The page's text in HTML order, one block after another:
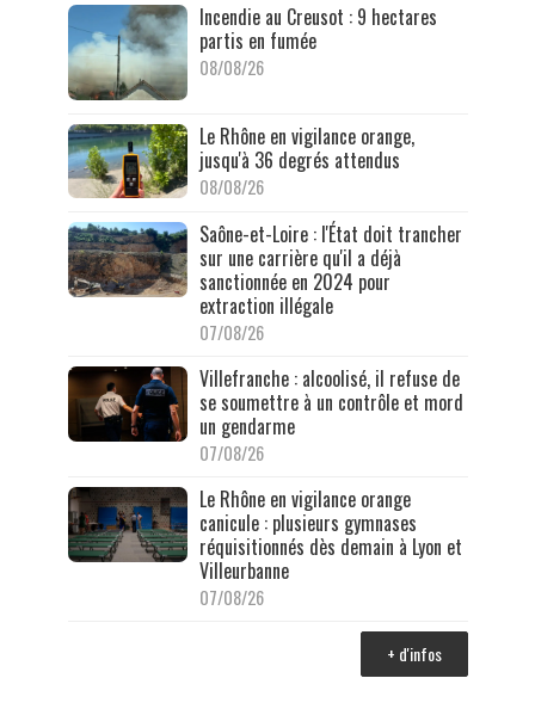
Incendie au Creusot : 9 hectares
partis en fumée
08/08/26
Le Rhône en vigilance orange,
jusqu'à 36 degrés attendus
08/08/26
Saône-et-Loire : l'État doit trancher
sur une carrière qu'il a déjà
sanctionnée en 2024 pour
extraction illégale
07/08/26
Villefranche : alcoolisé, il refuse de
se soumettre à un contrôle et mord
un gendarme
07/08/26
Le Rhône en vigilance orange
canicule : plusieurs gymnases
réquisitionnés dès demain à Lyon et
Villeurbanne
07/08/26
+ d'infos